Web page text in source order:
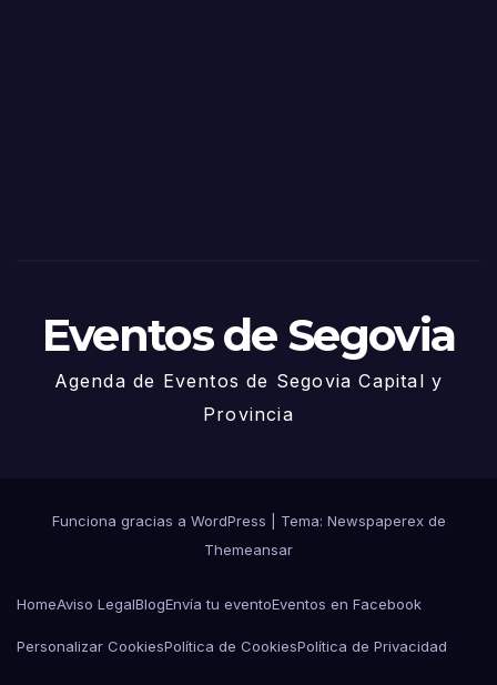
Eventos de Segovia
Agenda de Eventos de Segovia Capital y
Provincia
Funciona gracias a WordPress
Tema: Newspaperex de
Themeansar
HomeAviso LegalBlogEnvía tu eventoEventos en Facebook
Personalizar CookiesPolítica de CookiesPolítica de Privacidad